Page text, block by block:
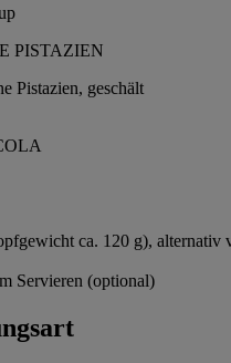
PISTAZIEN
Pistazien, geschält
ca. 120 g), alternativ
Servieren (optional)